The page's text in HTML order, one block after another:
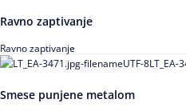
Ravno zaptivanje
Ravno zaptivanje
Smese punjene metalom